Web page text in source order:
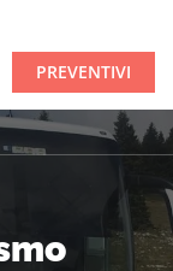
PREVENTIVI